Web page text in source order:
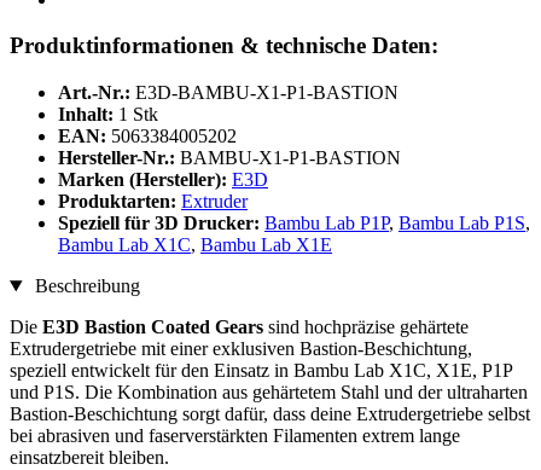
Produktinformationen & technische Daten:
Art.-Nr.: E3D-BAMBU-X1-P1-BASTION
Inhalt: 1 Stk
EAN: 5063384005202
Hersteller-Nr.: BAMBU-X1-P1-BASTION
Marken (Hersteller): E3D
Produktarten: Extruder
Speziell für 3D Drucker: Bambu Lab P1P, Bambu Lab P1S,
Bambu Lab X1C, Bambu Lab X1E
Beschreibung
Die E3D Bastion Coated Gears sind hochpräzise gehärtete
Extrudergetriebe mit einer exklusiven Bastion-Beschichtung,
speziell entwickelt für den Einsatz in Bambu Lab X1C, X1E, P1P
und P1S. Die Kombination aus gehärtetem Stahl und der ultraharten
Bastion-Beschichtung sorgt dafür, dass deine Extrudergetriebe selbst
bei abrasiven und faserverstärkten Filamenten extrem lange
einsatzbereit bleiben.